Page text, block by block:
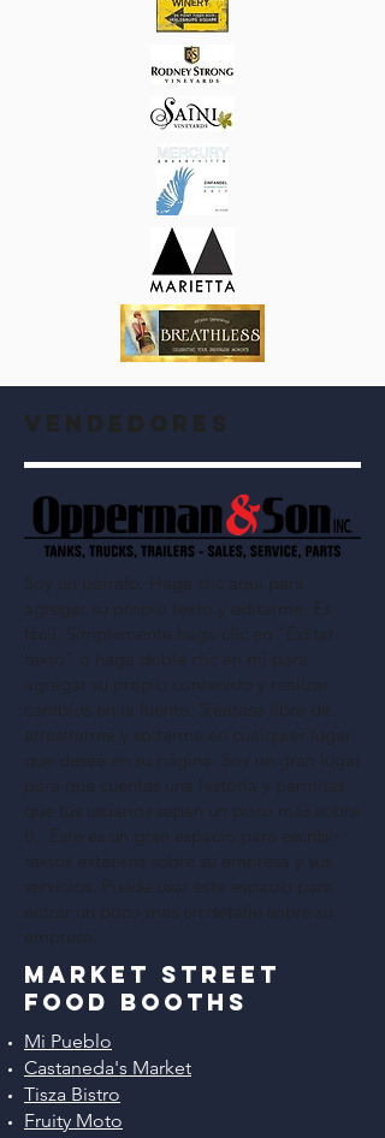
Vendedores
Soy un párrafo. Haga clic aquí para
agregar su propio texto y editarme. Es
fácil. Simplemente haga clic en "Editar
texto" o haga doble clic en mí para
agregar su propio contenido y realizar
cambios en la fuente. Siéntase libre de
arrastrarme y soltarme en cualquier lugar
que desee en su página. Soy un gran lugar
para que cuentes una historia y permitas
que tus usuarios sepan un poco más sobre
ti. Este es un gran espacio para escribir
textos extensos sobre su empresa y sus
servicios. Puede usar este espacio para
entrar un poco más en detalle sobre su
empresa.
Market Street
Food Booths
Mi Pueblo
Castaneda's Market
Tisza Bistro
Fruity Moto